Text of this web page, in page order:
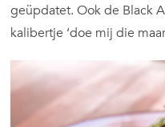
geüpdatet. Ook de Black
kalibertje ‘doe mij die